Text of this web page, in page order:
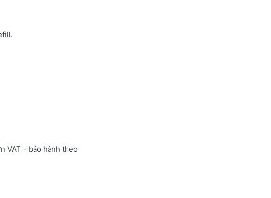
VAT – bảo hành theo